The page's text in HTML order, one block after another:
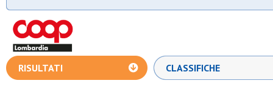
RISULTATI CLASSIFICHE